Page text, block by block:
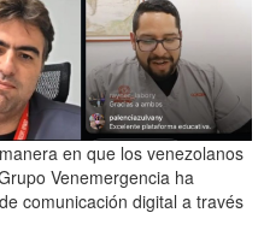
en que los venezolanos
Venemergencia ha
comunicación digital a través